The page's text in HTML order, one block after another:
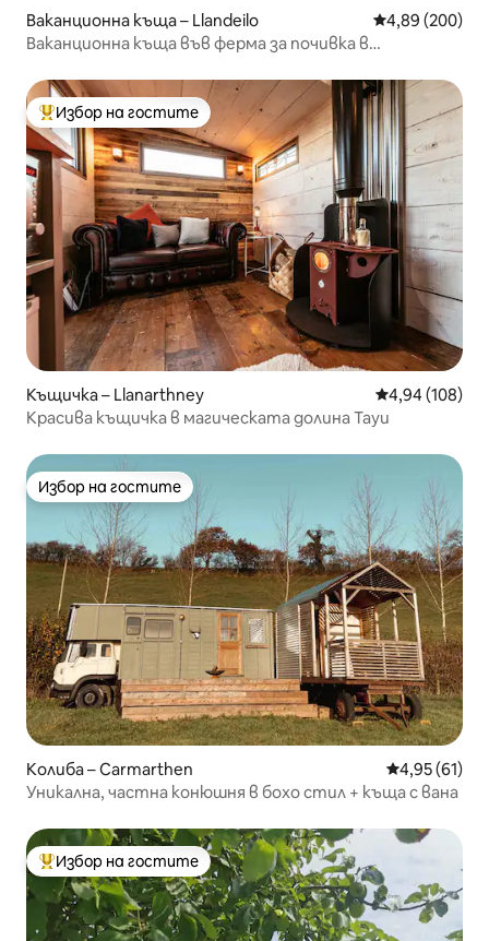
Ваканционна къща – Llandeilo Средна
4,89 (200)
Ваканционна къща във ферма за почивка в
Най-популярен избор на гостите
Избор на гостите
Къщичка – Llanarthney Средна
4,94 (108)
Красива къщичка в магическата долина Тауи
Избор на гостите
Избор на гостите
Колиба – Carmarthen Средна
4,95 (61)
Уникална, частна конюшня в бохо стил + къща с вана
Най-популярен избор на гостите
Избор на гостите